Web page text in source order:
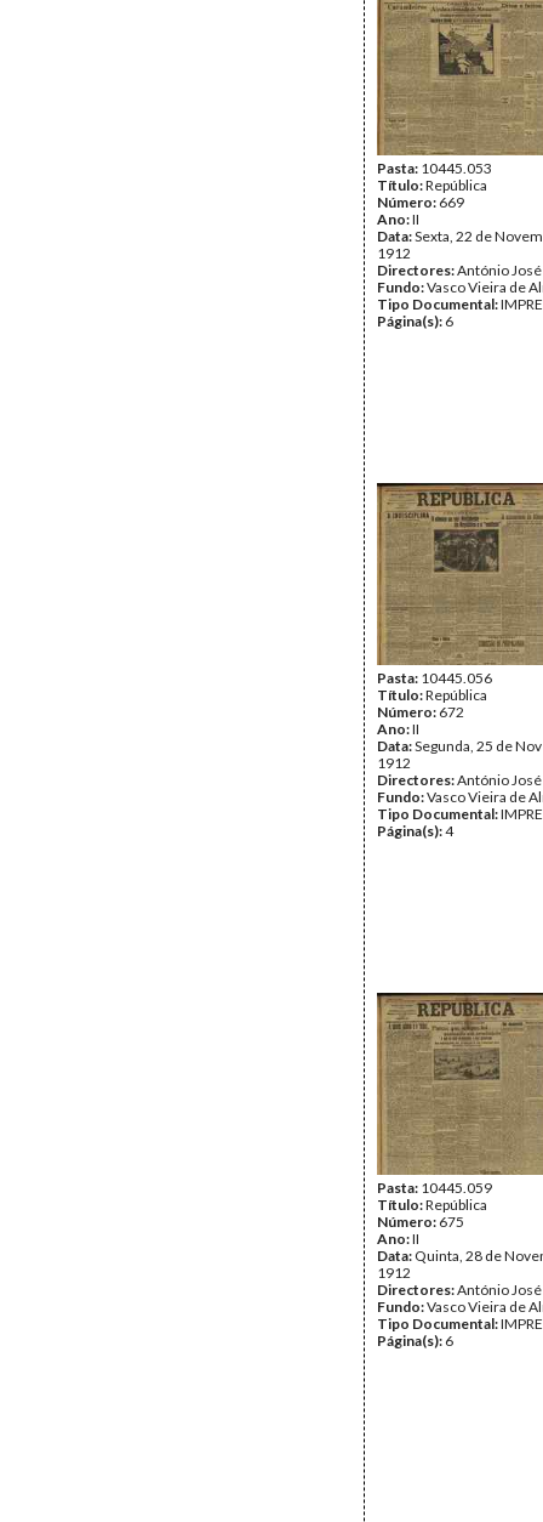
Pasta: 10445.053
Título:República
Número: 669
Ano:II
Data:Sexta, 22 de
1912
Directores:António
Fundo:Vasco Vieira de
Tipo Documental:
Página(s): 6
Pasta: 10445.056
Título:República
Número: 672
Ano:II
Data:Segunda, 25 de
1912
Directores:António
Fundo:Vasco Vieira de
Tipo Documental:
Página(s):4
Pasta: 10445.059
Título:República
Número: 675
Ano:II
Data: Quinta, 28 de
1912
Directores:António
Fundo:Vasco Vieira de
Tipo Documental:
Página(s): 6